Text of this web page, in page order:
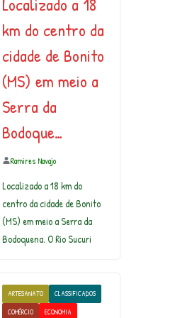
km do centro da
cidade de Bonito
(MS) em meio a
Serra da
Bodoque…
Ramires Navajo
Localizado a 18 km do
centro da cidade de Bonito
(MS) em meio a Serra da
Bodoquena. O Rio Sucuri
ARTESANATO
CLASSIFICADOS
COMÉRCIO
ECONOMIA